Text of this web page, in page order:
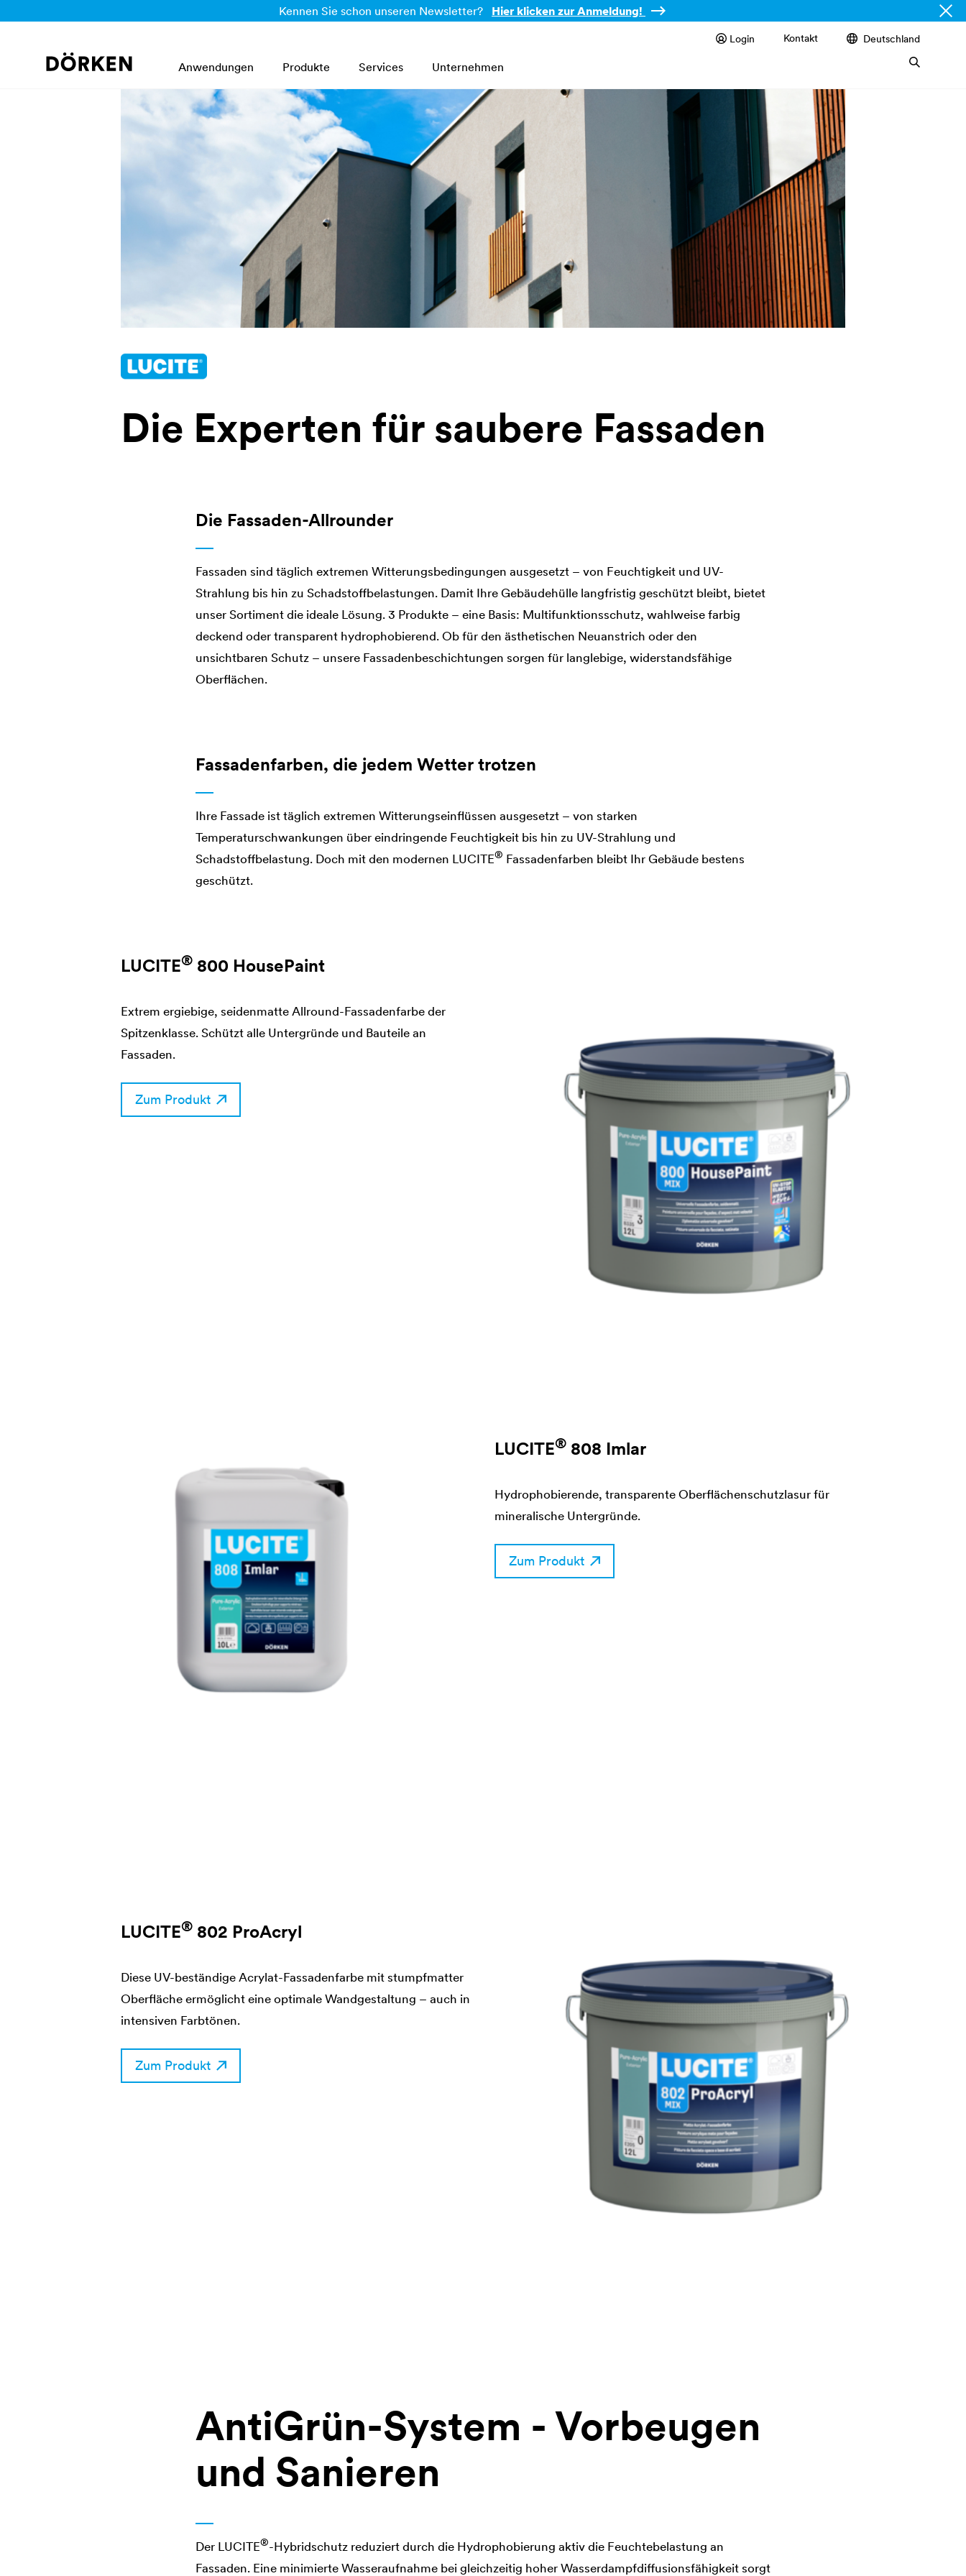
Kennen Sie schon unseren Newsletter? Hier klicken zur Anmeldung!
Login Kontakt Deutschland
Anwendungen Produkte Services Unternehmen
Die Experten für saubere Fassaden
Die Fassaden-Allrounder
Fassaden sind täglich extremen Witterungsbedingungen ausgesetzt – von Feuchtigkeit und UV-
Strahlung bis hin zu Schadstoffbelastungen. Damit Ihre Gebäudehülle langfristig geschützt bleibt, bietet
unser Sortiment die ideale Lösung. 3 Produkte – eine Basis: Multifunktionsschutz, wahlweise farbig
deckend oder transparent hydrophobierend. Ob für den ästhetischen Neuanstrich oder den
unsichtbaren Schutz – unsere Fassadenbeschichtungen sorgen für langlebige, widerstandsfähige
Oberflächen.
Fassadenfarben, die jedem Wetter trotzen
Ihre Fassade ist täglich extremen Witterungseinflüssen ausgesetzt – von starken
Temperaturschwankungen über eindringende Feuchtigkeit bis hin zu UV-Strahlung und
Schadstoffbelastung. Doch mit den modernen LUCITE® Fassadenfarben bleibt Ihr Gebäude bestens
geschützt.
LUCITE®800 HousePaint
Extrem ergiebige, seidenmatte Allround-Fassadenfarbe der
Spitzenklasse. Schützt alle Untergründe und Bauteile an
Fassaden.
Zum Produkt
LUCITE®808 Imlar
Hydrophobierende, transparente Oberflächenschutzlasur für
mineralische Untergründe.
Zum Produkt
LUCITE®802 ProAcryl
Diese UV-beständige Acrylat-Fassadenfarbe mit stumpfmatter
Oberfläche ermöglicht eine optimale Wandgestaltung – auch in
intensiven Farbtönen.
Zum Produkt
AntiGrün-System - Vorbeugen
und Sanieren
Der LUCITE®-Hybridschutz reduziert durch die Hydrophobierung aktiv die Feuchtebelastung an
Fassaden. Eine minimierte Wasseraufnahme bei gleichzeitig hoher Wasserdampfdiffusionsfähigkeit sorgt